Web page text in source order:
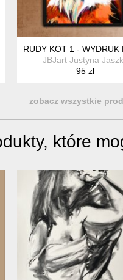
KOTY 15X21 CM
RUDY KOT 1 - WYDRUK
JBJart Justyna
95 zł
zobacz wszystkie
które